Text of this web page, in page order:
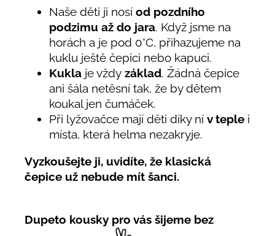
Naše děti ji nosí od pozdního
podzimu až do jara. Když jsme na
horách a je pod 0°C, přihazujeme na
kuklu ještě čepici nebo kapuci.
Kukla je vždy základ. Žádná čepice
ani šála netěsní tak, že by dětem
koukal jen čumáček.
Při lyžovačce mají děti díky ní v teple i
místa, která helma nezakryje.
Vyzkoušejte ji, uvidíte, že klasická
čepice už nebude mít šanci.
Dupeto kousky pro vás šijeme bez